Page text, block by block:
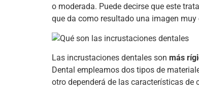
o moderada. Puede decirse que este
que da como resultado una imagen muy
Las incrustaciones dentales son más
Dental empleamos dos tipos de
otro dependerá de las características de